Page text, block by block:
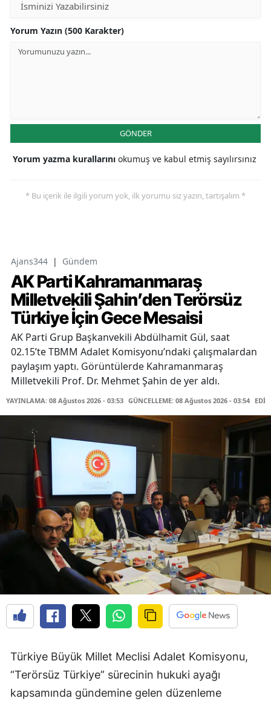
Yorum Yazın (500 Karakter)
GÖNDER
Yorum yazma kurallarını okumuş ve kabul etmiş sayılırsınız
* Bu içerik ile ilgili yorum yok, ilk yorumu siz yazın, tartışalım *
Ajans344 | Gündem
AK Parti Kahramanmaraş
Milletvekili Şahin’den Terörsüz
Türkiye İçin Gece Mesaisi
AK Parti Grup Başkanvekili Abdülhamit Gül, saat
02.15’te TBMM Adalet Komisyonu’ndaki çalışmalardan
paylaşım yaptı. Görüntülerde Kahramanmaraş
Milletvekili Prof. Dr. Mehmet Şahin de yer aldı.
YAYINLAMA: 08 Ağustos 2026 - 03:53 GÜNCELLEME: 08 Ağustos 2026 - 03:54
Türkiye Büyük Millet Meclisi Adalet Komisyonu,
“Terörsüz Türkiye” sürecinin hukuki ayağı
kapsamında gündemine gelen düzenleme